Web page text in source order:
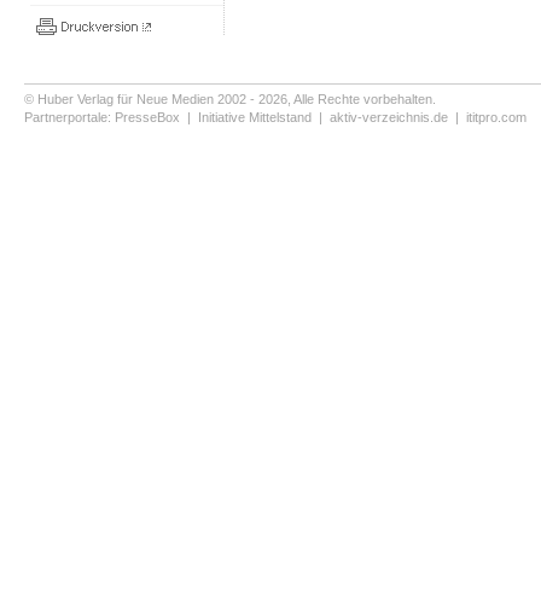
© Huber Verlag für Neue Medien 2002 - 2026, Alle Rechte vorbehalten.
Partnerportale: PresseBox | Initiative Mittelstand | aktiv-verzeichnis.de | ititpro.com